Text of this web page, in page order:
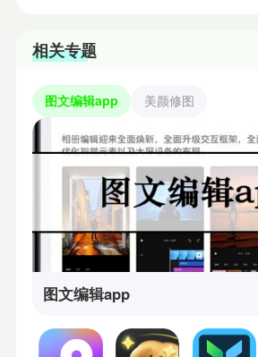
相关专题
图文编辑app 美颜修图
图文编辑app